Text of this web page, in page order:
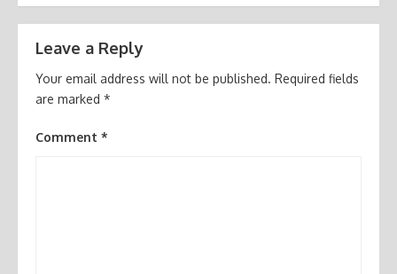
Leave a Reply
Your email address will not be published. Required fields
are marked *
Comment *